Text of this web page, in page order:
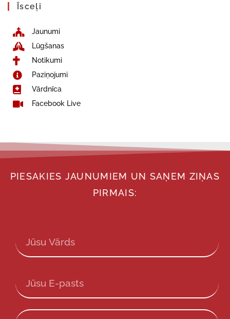
Īsceļi
Jaunumi
Lūgšanas
Notikumi
Paziņojumi
Vārdnīca
Facebook Live
PIESAKIES JAUNUMIEM UN SAŅEM ZIŅAS
PIRMAIS: